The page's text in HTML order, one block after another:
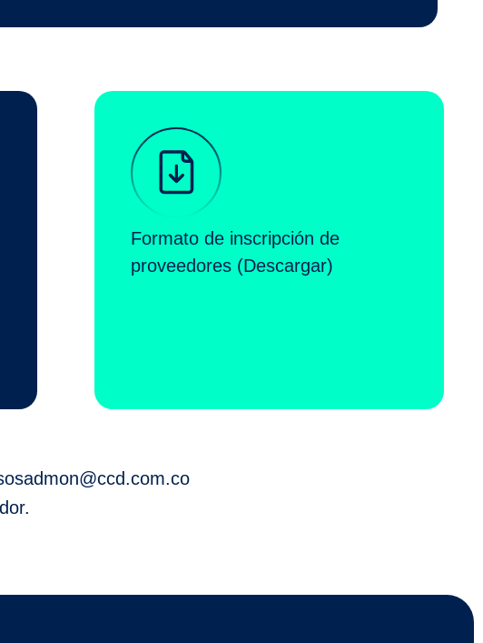
Formato de inscripción de
proveedores (Descargar)